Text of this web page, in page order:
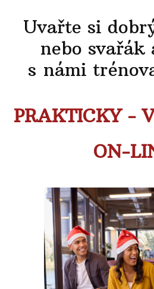
Uvařte si
nebo
s námi
PRAKTICKY -
ON-